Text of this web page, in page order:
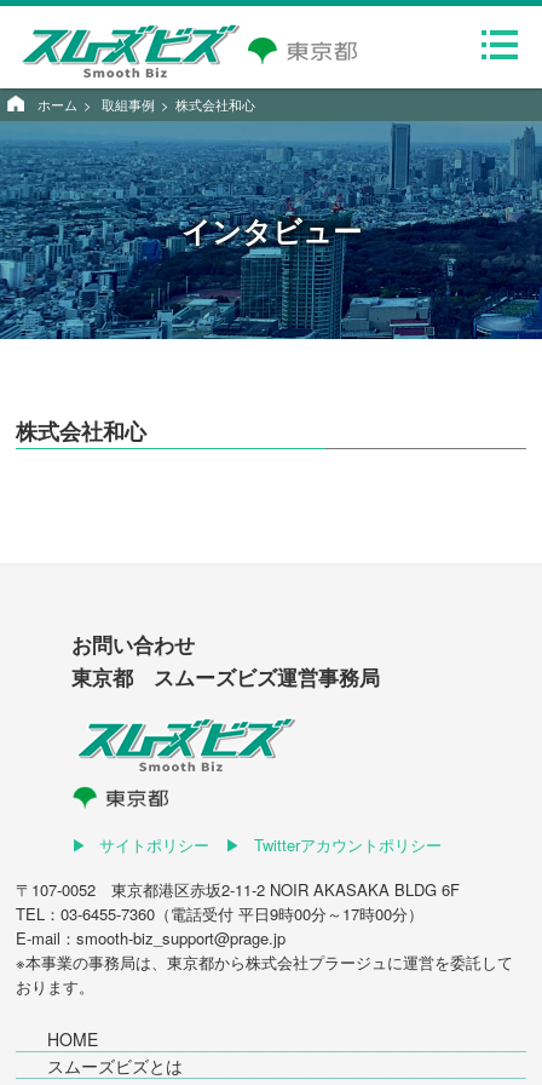
ホーム 取組事例 株式会社和心
インタビュー
株式会社和心
お問い合わせ
東京都 スムーズビズ運営事務局
サイトポリシー
Twitterアカウントポリシー
〒107-0052 東京都港区赤坂2-11-2 NOIR AKASAKA BLDG 6F
TEL：03-6455-7360（電話受付 平日9時00分～17時00分）
E-mail：smooth-biz_support@prage.jp
※本事業の事務局は、東京都から株式会社プラージュに運営を委託して
おります。
HOME
スムーズビズとは